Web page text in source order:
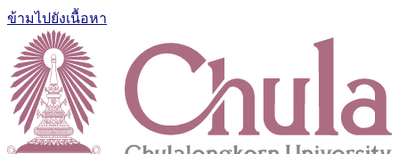
ข้ามไปยังเนื้อหา